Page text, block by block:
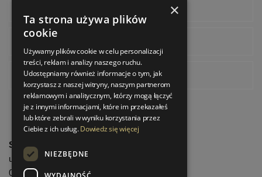
Pinterest
StrefaLuksusu.pl
ul. Bartycka 24/26 Pawilon 227
00-716 Warszawa
×
Ta strona używa plików
cookie
Używamy plików cookie w celu personalizacji
treści, reklam i analizy naszego ruchu.
Udostępniamy również informacje o tym, jak
korzystasz z naszej witryny, naszym partnerom
reklamowym i analitycznym, którzy mogą łączyć
je z innymi informacjami, które im przekazałeś
lub które zebrali w wyniku korzystania przez
Ciebie z ich usług.Dowiedz się więcej
NIEZBĘDNE